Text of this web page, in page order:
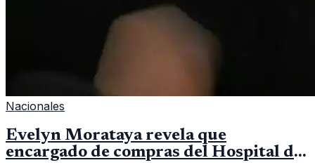
Nacionales
Evelyn Morataya revela que
encargado de compras del Hospital de